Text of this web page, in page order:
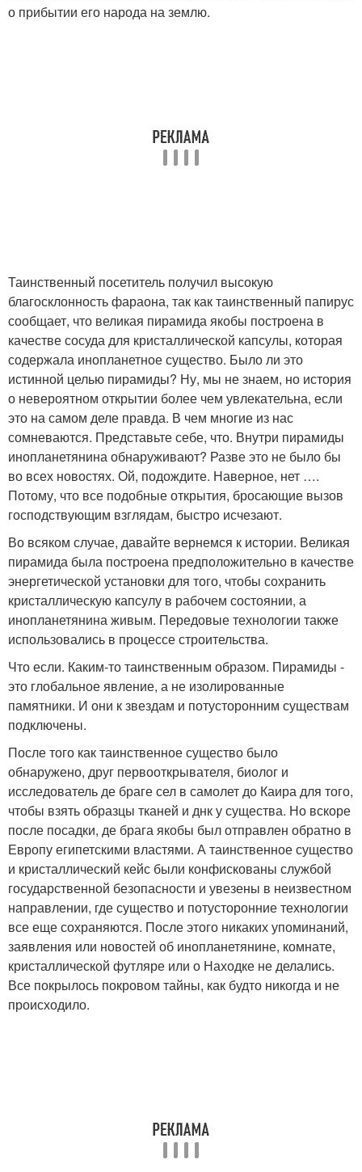
о прибытии его народа на землю.
Таинственный посетитель получил высокую
благосклонность фараона, так как таинственный папирус
сообщает, что великая пирамида якобы построена в
качестве сосуда для кристаллической капсулы, которая
содержала инопланетное существо. Было ли это
истинной целью пирамиды? Ну, мы не знаем, но история
о невероятном открытии более чем увлекательна, если
это на самом деле правда. В чем многие из нас
сомневаются. Представьте себе, что. Внутри пирамиды
инопланетянина обнаруживают? Разве это не было бы
во всех новостях. Ой, подождите. Наверное, нет ….
Потому, что все подобные открытия, бросающие вызов
господствующим взглядам, быстро исчезают.
Во всяком случае, давайте вернемся к истории. Великая
пирамида была построена предположительно в качестве
энергетической установки для того, чтобы сохранить
кристаллическую капсулу в рабочем состоянии, а
инопланетянина живым. Передовые технологии также
использовались в процессе строительства.
Что если. Каким-то таинственным образом. Пирамиды -
это глобальное явление, а не изолированные
памятники. И они к звездам и потусторонним существам
подключены.
После того как таинственное существо было
обнаружено, друг первооткрывателя, биолог и
исследователь де браге сел в самолет до Каира для того,
чтобы взять образцы тканей и днк у существа. Но вскоре
после посадки, де брага якобы был отправлен обратно в
Европу египетскими властями. А таинственное существо
и кристаллический кейс были конфискованы службой
государственной безопасности и увезены в неизвестном
направлении, где существо и потусторонние технологии
все еще сохраняются. После этого никаких упоминаний,
заявления или новостей об инопланетянине, комнате,
кристаллической футляре или о Находке не делались.
Все покрылось покровом тайны, как будто никогда и не
происходило.